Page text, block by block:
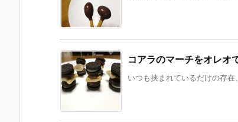
コアラのマーチをオレオ
いつも挟まれているだけの存